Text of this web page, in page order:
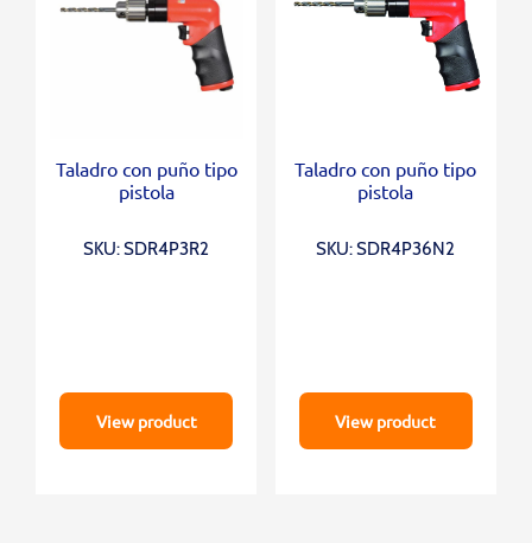
Taladro con puño tipo
pistola
SKU: SDR4P3R2
View product
Taladro con puño tipo
pistola
SKU: SDR4P36N2
View product